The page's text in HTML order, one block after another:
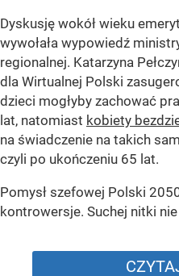
Dyskusję wokół wieku
wywołała wypowiedź
regionalnej. Katarzyna
dla Wirtualnej Polski
dzieci mogłyby zachować
lat, natomiast kobiety
na świadczenie na takich
czyli po ukończeniu 65 lat.
Pomysł szefowej Polski
kontrowersje. Suchej nitki